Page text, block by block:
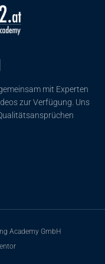
mit Experten
zur Verfügung. Uns
Academy GmbH